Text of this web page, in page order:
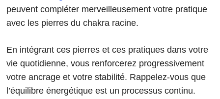
peuvent compléter merveilleusement votre pratique
avec les pierres du chakra racine.
En intégrant ces pierres et ces pratiques dans votre
vie quotidienne, vous renforcerez progressivement
votre ancrage et votre stabilité. Rappelez-vous que
l’équilibre énergétique est un processus continu.